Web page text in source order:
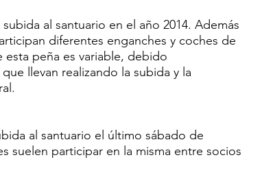
al santuario en el año 2014. Además
diferentes enganches y coches de
esta peña es variable, debido
llevan realizando la subida y la
al santuario el último sábado de
suelen participar en la misma entre socios